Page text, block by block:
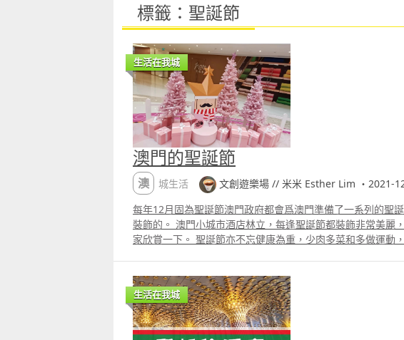
標籤：聖誕節
生活在我城
澳門的聖誕節
澳城生活
文創遊樂場 // 米米 Esther Lim ・2021-
每年12月固為聖誕節澳門政府都會爲澳門準備了一系列的聖
裝飾的。 澳門小城市酒店林立，每逢聖誕節都裝飾非常美麗
家欣賞一下。 聖誕節亦不忘健康為重，少肉多菜和多做運動
生活在我城